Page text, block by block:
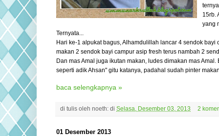
15rb.
yang
Ternyata...
Hari ke-1 alpukat bagus, Alhamdulillah lancar 4 sendok bayi
makan 2 sendok bayi campur asip fresh terus nambah 2
Dan mas Amal juga ikutan makan, ludes dimakan mas
seperti adik Ahsan" gitu katanya, padahal sudah pinter
baca selengkapnya »
di tulis oleh noeth: di Selasa, Desember 03, 2013 2
01 Desember 2013